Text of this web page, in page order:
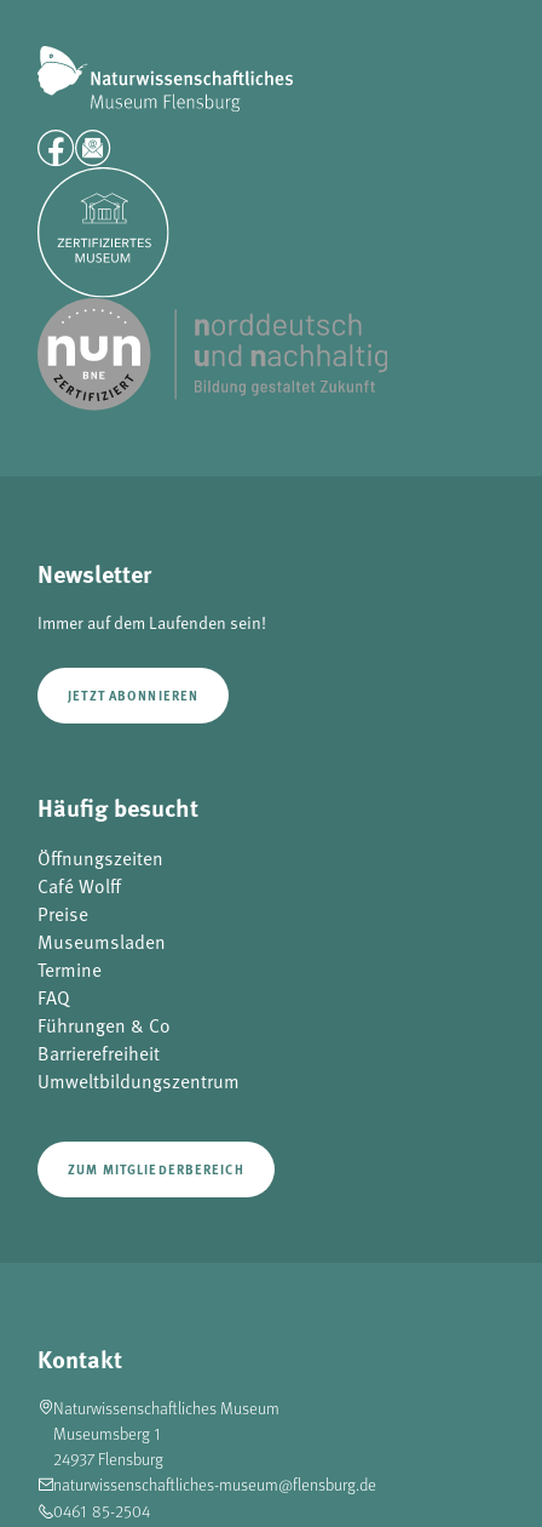
Newsletter
Immer auf dem Laufenden sein!
JETZT ABONNIEREN
Häufig besucht
Öffnungszeiten
Café Wolff
Preise
Museumsladen
Termine
FAQ
Führungen & Co
Barrierefreiheit
Umweltbildungszentrum
ZUM MITGLIEDERBEREICH
Kontakt
Naturwissenschaftliches Museum
Museumsberg 1
24937 Flensburg
naturwissenschaftliches-museum@flensburg.de
0461 85-2504